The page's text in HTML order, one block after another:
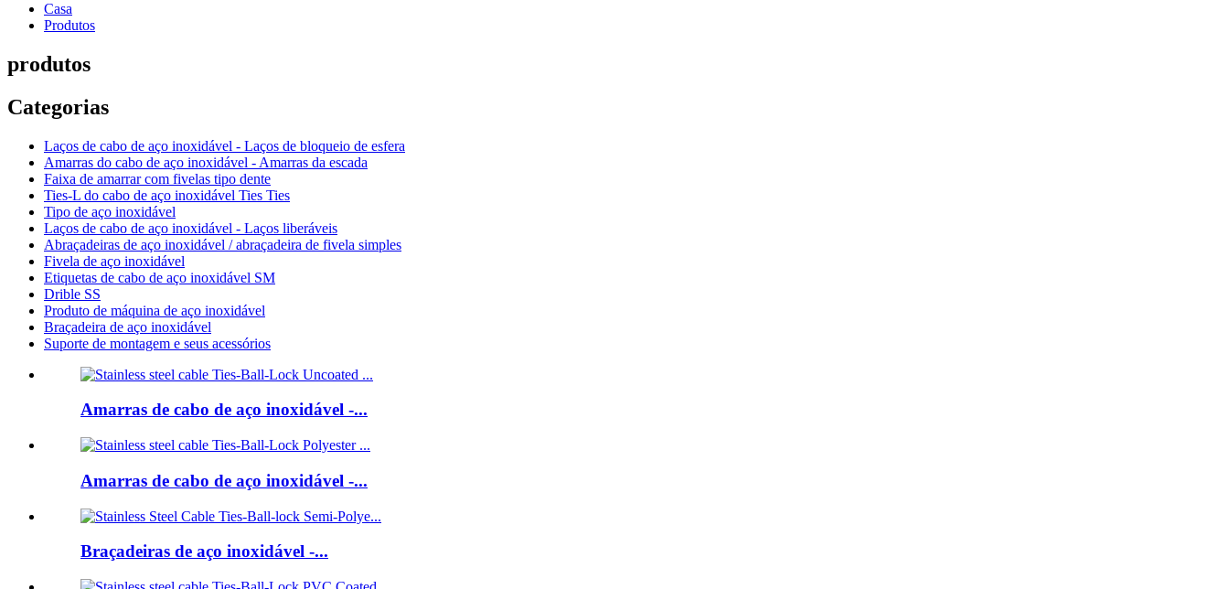
Casa
Produtos
produtos
Categorias
Laços de cabo de aço inoxidável - Laços de bloqueio de esfera
Amarras do cabo de aço inoxidável - Amarras da escada
Faixa de amarrar com fivelas tipo dente
Ties-L do cabo de aço inoxidável Ties Ties
Tipo de aço inoxidável
Laços de cabo de aço inoxidável - Laços liberáveis
Abraçadeiras de aço inoxidável / abraçadeira de fivela simples
Fivela de aço inoxidável
Etiquetas de cabo de aço inoxidável SM
Drible SS
Produto de máquina de aço inoxidável
Braçadeira de aço inoxidável
Suporte de montagem e seus acessórios
Amarras de cabo de aço inoxidável -...
Amarras de cabo de aço inoxidável -...
Braçadeiras de aço inoxidável -...